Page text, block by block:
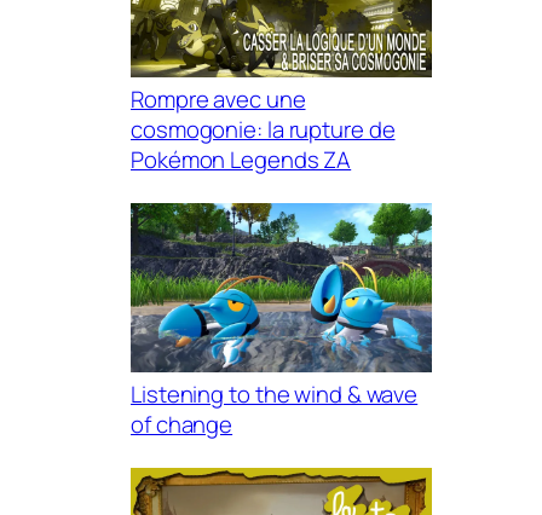
Rompre avec une
cosmogonie: la rupture de
Pokémon Legends ZA
Listening to the wind & wave
of change